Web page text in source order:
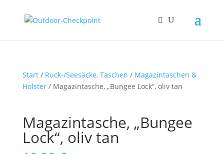
Start/ Ruck-/Seesäcke, Taschen / Magazintaschen &
Holster/ Magazintasche, „Bungee Lock“, oliv tan
Magazintasche, „Bungee
Lock“, oliv tan